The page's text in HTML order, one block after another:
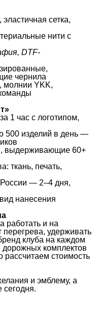
сетка,
нити с
DTF-
чернила
молнии YKK,
1 час с логотипом,
500 изделий в день —
выдерживающие 60+
ткань, печать,
— 2–4 дня,
нанесения
работать и на
удерживать
клуба на каждом
комплектов
рассчитаем стоимость
и эмблему, а
сегодня.